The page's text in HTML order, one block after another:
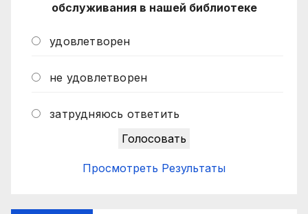
обслуживания в нашей библиотеке
удовлетворен
не удовлетворен
затрудняюсь ответить
Просмотреть Результаты